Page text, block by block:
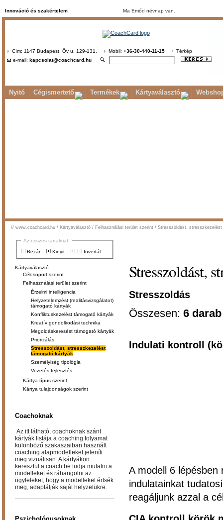
Innováció és szakértelem Ma Emőd névnap van.
Cím: 1147 Budapest, Öv u. 129-131. Mobil: +36-30-440-11-15
Térkép
e-mail: kapcsolat@coachcard.hu
Nyitó Cégismertető Termékek Kártyaválasztó
// www.coachcard.hu / Kártyaválasztó / Felhasználási terület szerint / Stresszoldást,
Az összes tartalmat:
Bezár
Kinyit Invertál
Kártyaválasztó
Célcsoport szerint
Felhasználási terület szerint
Érzelmi intelligencia
Helyzetelemzést (realitásvizsgálatot)
támogató kártyák
Konfliktuskezelést támogató kártyák
Kreatív gondolkodási technika
Megoldáskeresést támogató kártyák
Priorizálás
Stresszoldást, stresszkezelést
támogató kártyák
Személyiség tipológia
Vezetés fejlesztés
Kártya típus szerint
Kártya tulajdonságok szerint
Coachoknak
Az itt látható, coachoknak szánt
kártyák listája a coaching folyamat
különböző szakaszaiban használt
coaching alapmodelleket jeleníti
meg vizuálisan. A kártyákon
keresztül a coach be tudja mutatni a
modelleket és ráhangolni az
ügyfeleket, hogy a modelleket értsék
meg, adaptálják saját helyzetükre.
Stresszoldást,
Stresszoldás
Összesen: 6 darab
Indulati kontroll
A modell 6 lépésben
indulatainkat
reagáljunk azzal a